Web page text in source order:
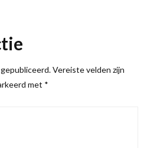
Vereiste velden zijn
met *